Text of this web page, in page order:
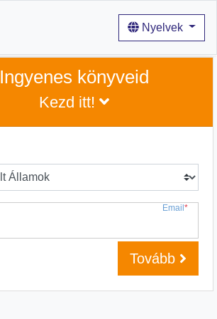
Nyelvek
Ingyenes könyveid
Kezd itt!
Email *
Tovább